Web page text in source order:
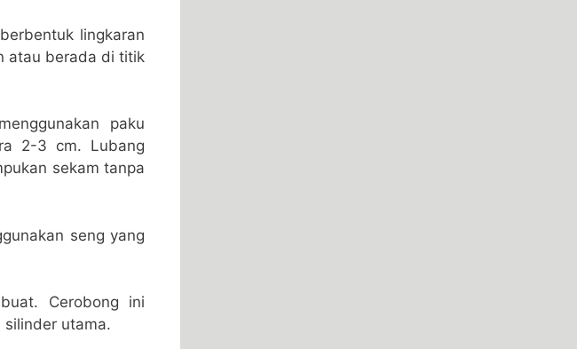
lingkaran
atau berada di titik
paku
2-3 cm. Lubang
sekam tanpa
seng yang
Cerobong ini
utama.